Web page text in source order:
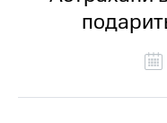
Руководство
информация
МТС
о технологиях